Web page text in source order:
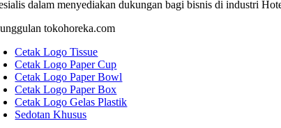
dalam menyediakan dukungan bagi bisnis di industri
tokohoreka.com
Cetak Logo Tissue
Cetak Logo Paper Cup
Cetak Logo Paper Bowl
Cetak Logo Paper Box
Cetak Logo Gelas Plastik
Sedotan Khusus